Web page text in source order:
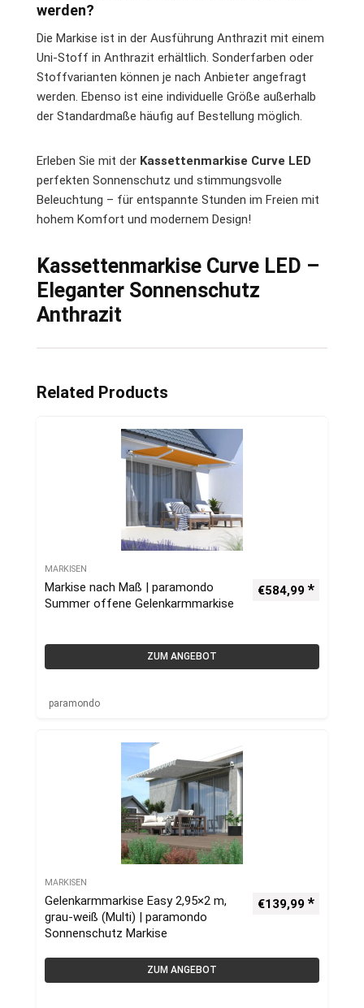
werden?
Die Markise ist in der Ausführung Anthrazit mit einem
Uni-Stoff in Anthrazit erhältlich. Sonderfarben oder
Stoffvarianten können je nach Anbieter angefragt
werden. Ebenso ist eine individuelle Größe außerhalb
der Standardmaße häufig auf Bestellung möglich.
Erleben Sie mit der Kassettenmarkise Curve LED
perfekten Sonnenschutz und stimmungsvolle
Beleuchtung – für entspannte Stunden im Freien mit
hohem Komfort und modernem Design!
Kassettenmarkise Curve LED –
Eleganter Sonnenschutz
Anthrazit
Related Products
MARKISEN
Markise nach Maß | paramondo
Summer offene Gelenkarmmarkise
€584,99
ZUM ANGEBOT
paramondo
MARKISEN
Gelenkarmmarkise Easy 2,95×2 m,
grau-weiß (Multi) | paramondo
Sonnenschutz Markise
€139,99
ZUM ANGEBOT